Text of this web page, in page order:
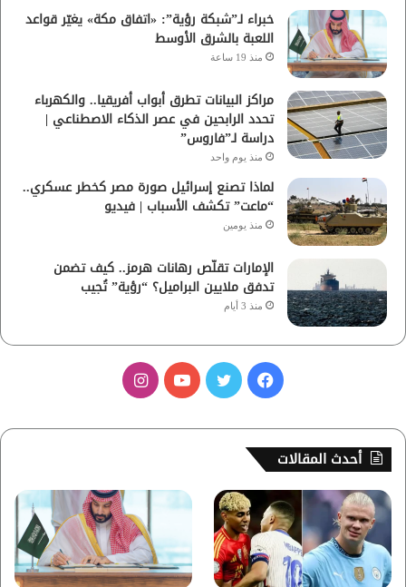
خبراء لـ”شبكة رؤية”: «اتفاق مكة» يغيّر قواعد
اللعبة بالشرق الأوسط
منذ 19 ساعة
مراكز البيانات تطرق أبواب أفريقيا.. والكهرباء
تحدد الرابحين في عصر الذكاء الاصطناعي |
دراسة لـ”فاروس”
منذ يوم واحد
لماذا تصنع إسرائيل صورة مصر كخطر عسكري..
“ماعت” تكشف الأسباب | فيديو
منذ يومين
الإمارات تقلّص رهانات هرمز.. كيف تضمن
تدفق ملايين البراميل؟ “رؤية” تُجيب
منذ 3 أيام
س
ب
و
ك
ي
ب
ت
ق
ر
أحدث المقالات